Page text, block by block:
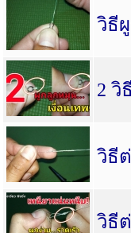
วิธี
2 วิ
วิธี
วิธี